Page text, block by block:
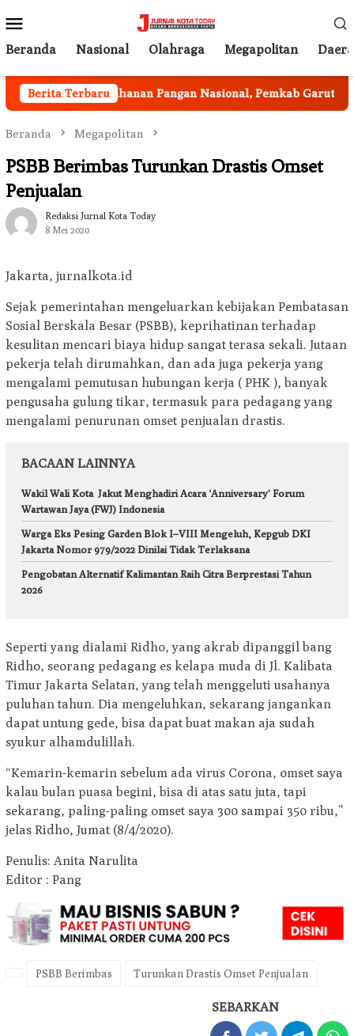
ke
kontenMobile
Beranda Nasional Olahraga Megapolitan
Berita Terbaru
Program Ketahanan Pangan Nasional, Pemkab Garut
Beranda Megapolitan
PSBB Berimbas Turunkan Drastis Omset
Penjualan
Redaksi Jurnal Kota Today
8 Mei 2020
Jakarta, jurnalkota.id
Sejak pemerintahan mengeluarkan kebijakan Pembatasan
Sosial Berskala Besar (PSBB), keprihatinan terhadap
kesulitan mencari biaya hidup sangat terasa sekali. Jutaan
pekerja telah dirumahkan, dan ada juga pekerja yang
mengalami pemutusan hubungan kerja ( PHK ), banyak
pengusaha gulung tikar, termasuk para pedagang yang
mengalami penurunan omset penjualan drastis.
BACAAN LAINNYA
Wakil Wali Kota Jakut Menghadiri Acara ‘Anniversary’ Forum
Wartawan Jaya (FWJ) Indonesia
Warga Eks Pesing Garden Blok I–VIII Mengeluh, Kepgub DKI
Jakarta Nomor 979/2022 Dinilai Tidak Terlaksana
Pengobatan Alternatif Kalimantan Raih Citra Berprestasi Tahun
2026
Seperti yang dialami Ridho, yang akrab dipanggil bang
Ridho, seorang pedagang es kelapa muda di Jl. Kalibata
Timur Jakarta Selatan, yang telah menggeluti usahanya
puluhan tahun. Dia mengeluhkan, sekarang jangankan
dapat untung gede, bisa dapat buat makan aja sudah
syukur alhamdulillah.
“Kemarin-kemarin sebelum ada virus Corona, omset saya
kalau bulan puasa begini, bisa di atas satu juta, tapi
sekarang, paling-paling omset saya 300 sampai 350 ribu,”
jelas Ridho, Jumat (8/4/2020).
Penulis: Anita Narulita
Editor : Pang
PSBB Berimbas Turunkan Drastis Omset Penjualan
SEBARKAN